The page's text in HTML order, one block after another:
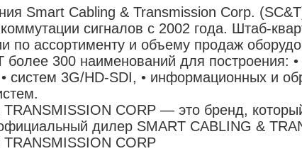
Smart Cabling & Transmission Corp.
сигналов с 2002 года. Штаб-
по ассортименту и объему продаж
более 300 наименований для построения:
систем 3G/HD-SDI, • информационных и
CORP — это бренд,
дилер SMART CABLING &
CORP